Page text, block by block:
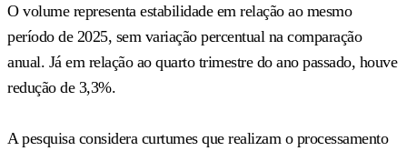
O volume representa estabilidade em relação ao mesmo
período de 2025, sem variação percentual na comparação
anual. Já em relação ao quarto trimestre do ano passado, houve
redução de 3,3%.
A pesquisa considera curtumes que realizam o processamento